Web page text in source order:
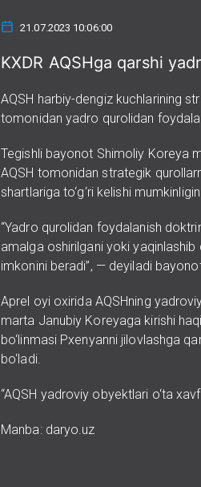
21.07.2023 10:06:00
KXDR AQSHga qarshi
AQSH harbiy-dengiz kuchlarining
tomonidan yadro qurolidan
Tegishli bayonot Shimoliy Koreya
AQSH tomonidan strategik
shartlariga to‘g‘ri kelishi
“Yadro qurolidan foydalanish
amalga oshirilgani yoki
imkonini beradi”, — deyiladi
Aprel oyi oxirida AQSHning
marta Janubiy Koreyaga kirishi
bo‘linmasi Pxenyanni jilovlashga
bo‘ladi.
“AQSH yadroviy obyektlari o‘ta
Manba: daryo.uz